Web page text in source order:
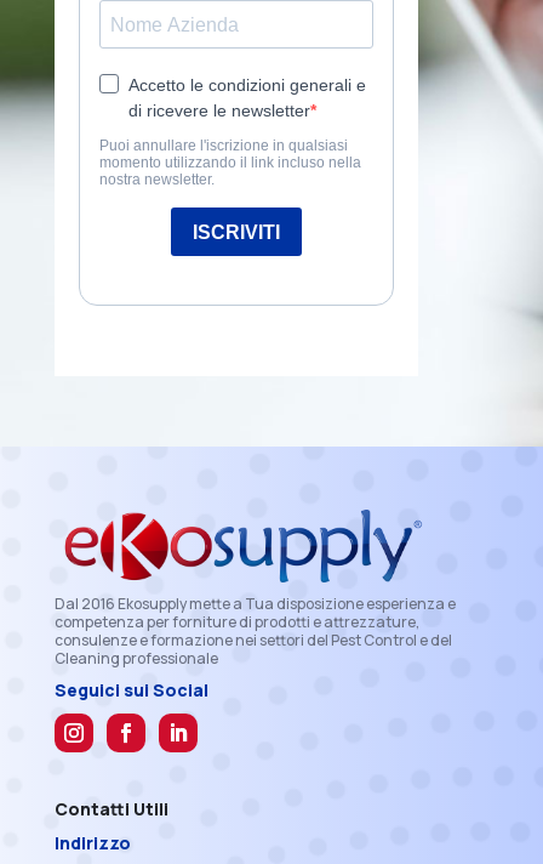
Dal 2016 Ekosupply mette a Tua disposizione esperienza e
competenza per forniture di prodotti e attrezzature,
consulenze e formazione nei settori del Pest Control e del
Cleaning professionale
Seguici sui Social
Contatti Utili
Indirizzo